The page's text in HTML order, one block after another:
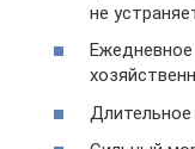
не
Длительное